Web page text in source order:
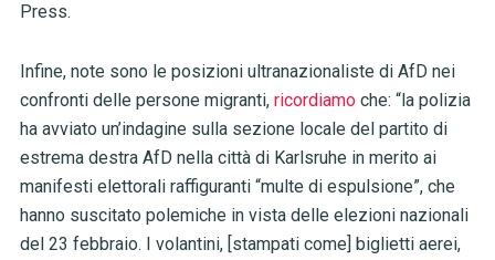
Press.
Infine, note sono le posizioni ultranazionaliste di AfD nei
confronti delle persone migranti, ricordiamoche: “la polizia
ha avviato un’indagine sulla sezione locale del partito di
estrema destra AfD nella città di Karlsruhe in merito ai
manifesti elettorali raffiguranti “multe di espulsione”, che
hanno suscitato polemiche in vista delle elezioni nazionali
del 23 febbraio. I volantini, [stampati come] biglietti aerei,